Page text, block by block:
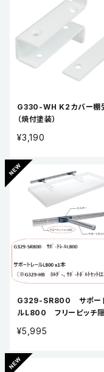
G330-WH K2カバー棚
（焼付塗装）
¥3,190
G329-SR800 サポー
ルL800 フリーピッチ
¥5,995